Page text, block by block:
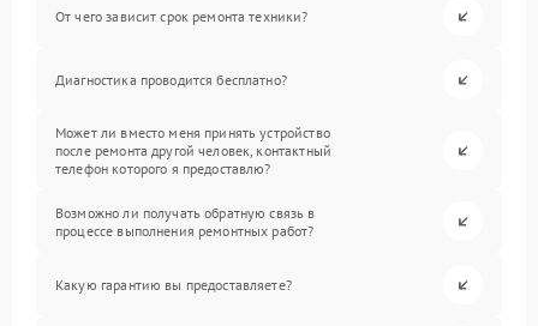
От чего зависит срок ремонта техники?
Диагностика проводится бесплатно?
Может ли вместо меня принять устройство
после ремонта другой человек, контактный
телефон которого я предоставлю?
Возможно ли получать обратную связь в
процессе выполнения ремонтных работ?
Какую гарантию вы предоставляете?